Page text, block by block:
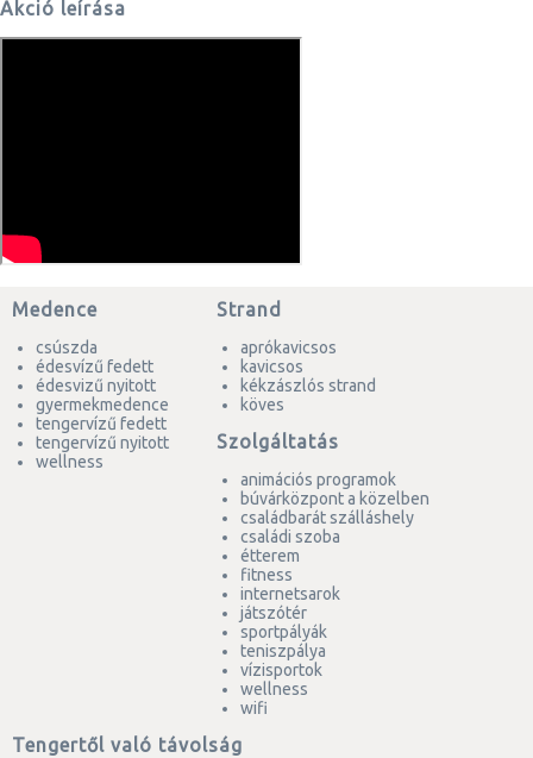
Akció leírása
Medence
csúszda
édesvízű fedett
édesvizű nyitott
gyermekmedence
tengervízű fedett
tengervízű nyitott
wellness
Strand
aprókavicsos
kavicsos
kékzászlós strand
köves
Szolgáltatás
animációs programok
búvárközpont a közelben
családbarát szálláshely
családi szoba
étterem
fitness
internetsarok
játszótér
sportpályák
teniszpálya
vízisportok
wellness
wifi
Tengertől való távolság